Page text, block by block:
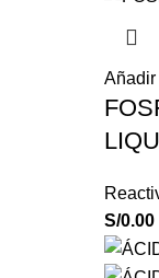
Añadir
S/0.00